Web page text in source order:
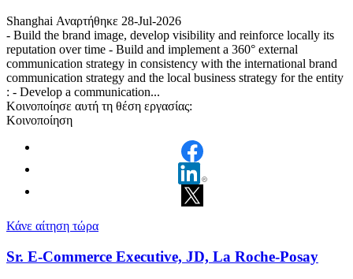
Shanghai Αναρτήθηκε 28-Jul-2026
- Build the brand image, develop visibility and reinforce locally its
reputation over time - Build and implement a 360° external
communication strategy in consistency with the international brand
communication strategy and the local business strategy for the entity
: - Develop a communication...
Κοινοποίησε αυτή τη θέση εργασίας:
Κοινοποίηση
Κάνε αίτηση τώρα
Sr. E-Commerce Executive, JD, La Roche-Posay